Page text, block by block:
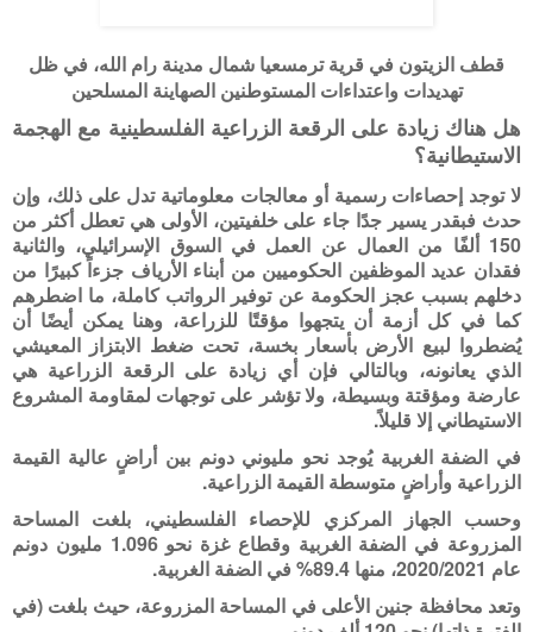
قطف الزيتون في قرية ترمسعيا شمال مدينة رام الله، في ظل
تهديدات واعتداءات المستوطنين الصهاينة المسلحين
هل هناك زيادة على الرقعة الزراعية الفلسطينية مع الهجمة
الاستيطانية؟
لا توجد إحصاءات رسمية أو معالجات معلوماتية تدل على ذلك، وإن
حدث فبقدر يسير جدًا جاء على خلفيتين، الأولى هي تعطل أكثر من
150 ألفًا من العمال عن العمل في السوق الإسرائيلي، والثانية
فقدان عديد الموظفين الحكوميين من أبناء الأرياف جزءاً كبيرًا من
دخلهم بسبب عجز الحكومة عن توفير الرواتب كاملة، ما اضطرهم
كما في كل أزمة أن يتجهوا مؤقتًا للزراعة، وهنا يمكن أيضًا أن
يُضطروا لبيع الأرض بأسعار بخسة، تحت ضغط الابتزاز المعيشي
الذي يعانونه، وبالتالي فإن أي زيادة على الرقعة الزراعية هي
عارضة ومؤقتة وبسيطة، ولا تؤشر على توجهات لمقاومة المشروع
الاستيطاني إلا قليلاً.
في الضفة الغربية يُوجد نحو مليوني دونم بين أراضٍ عالية القيمة
الزراعية وأراضٍ متوسطة القيمة الزراعية.
وحسب الجهاز المركزي للإحصاء الفلسطيني، بلغت المساحة
المزروعة في الضفة الغربية وقطاع غزة نحو 1.096 مليون دونم
عام 2020/2021، منها 89.4% في الضفة الغربية.
وتعد محافظة جنين الأعلى في المساحة المزروعة، حيث بلغت (في